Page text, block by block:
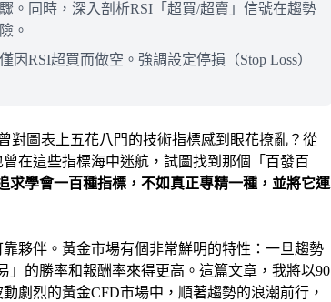
。同時，深入剖析RSI「超買/超賣」信號在趨勢
。
RSI超買而做空。強調設定停損（Stop Loss）
對圖表上五花八門的技術指標感到眼花撩亂？從
在這些指標海中迷航，試圖找到那個「百發百
求學會一百種指標，不如真正專精一種，並將它運
夥伴。黃金市場有個非常鮮明的特性：一旦趨勢
的勝率和報酬率來得更高。這篇文章，我將以90
劇烈的黃金CFD市場中，順著趨勢的浪潮前行，